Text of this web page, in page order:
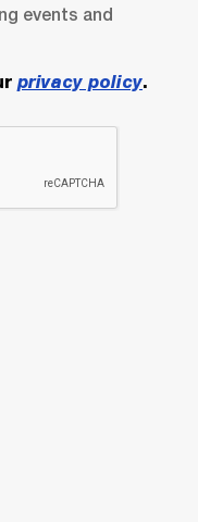
events and
privacy policy.